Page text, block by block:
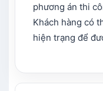
phương án thi
Khách hàng có
hiện trạng để